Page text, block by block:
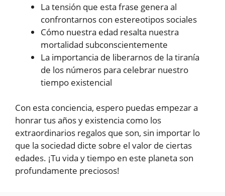
La tensión que esta frase genera al
confrontarnos con estereotipos sociales
Cómo nuestra edad resalta nuestra
mortalidad subconscientemente
La importancia de liberarnos de la tiranía
de los números para celebrar nuestro
tiempo existencial
Con esta conciencia, espero puedas empezar a
honrar tus años y existencia como los
extraordinarios regalos que son, sin importar lo
que la sociedad dicte sobre el valor de ciertas
edades. ¡Tu vida y tiempo en este planeta son
profundamente preciosos!